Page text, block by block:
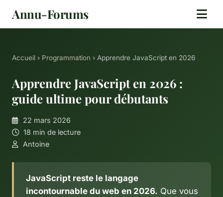
Annu-Forums
Accueil › Programmation › Apprendre JavaScript en 2026
Apprendre JavaScript en 2026 :
guide ultime pour débutants
22 mars 2026
18 min de lecture
Antoine
JavaScript reste le langage
incontournable du web en 2026. Que vous